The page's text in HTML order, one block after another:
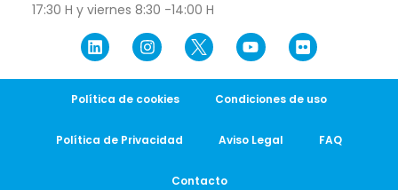
17:30 H y viernes 8:30 -14:00 H
Política de cookies Condiciones de uso
Política de Privacidad Aviso Legal FAQ
Contacto